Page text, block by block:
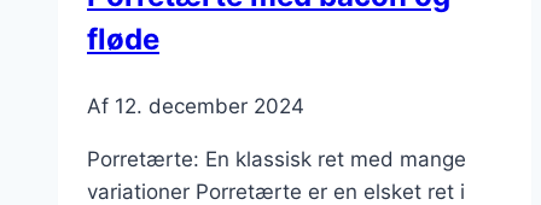
fløde
Af 12. december 2024
Porretærte: En klassisk ret med mange
variationer Porretærte er en elsket ret i